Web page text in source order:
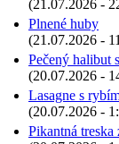
(21.07.2026 -
Plnené huby
(21.07.2026 -
Pečený halibut
(20.07.2026 -
Lasagne s
(20.07.2026 -
Pikantná treska